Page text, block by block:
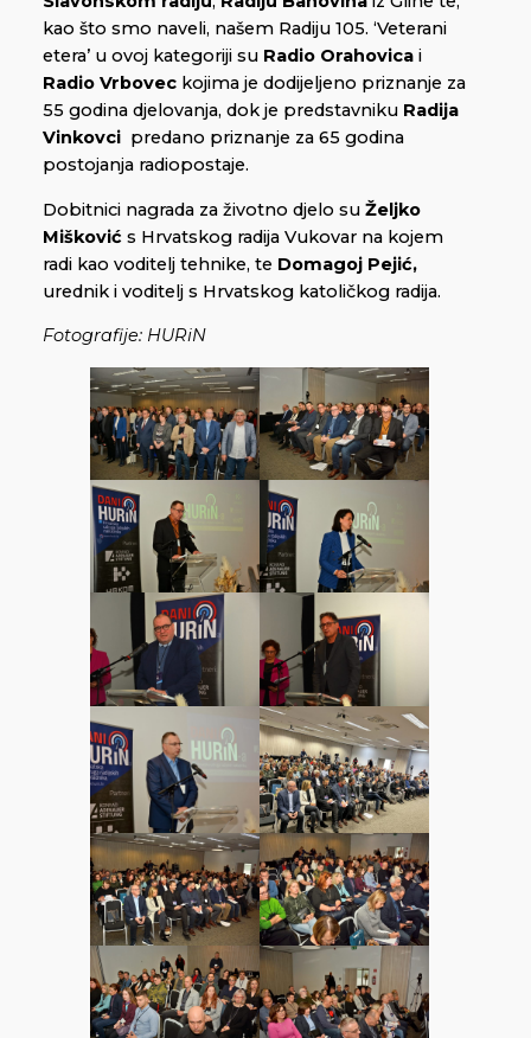
kao što smo naveli, našem Radiju 105. ‘Veterani
etera’ u ovoj kategoriji su Radio Orahovica i
Radio Vrbovec kojima je dodijeljeno priznanje za
55 godina djelovanja, dok je predstavniku Radija
Vinkovci predano priznanje za 65 godina
postojanja radiopostaje.
Dobitnici nagrada za životno djelo su Željko
Mišković s Hrvatskog radija Vukovar na kojem
radi kao voditelj tehnike, te Domagoj Pejić,
urednik i voditelj s Hrvatskog katoličkog radija.
Fotografije: HURiN